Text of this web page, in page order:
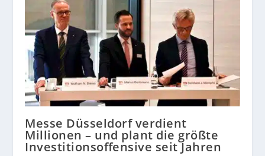
Messe Düsseldorf verdient
Millionen – und plant die größte
Investitionsoffensive seit Jahren